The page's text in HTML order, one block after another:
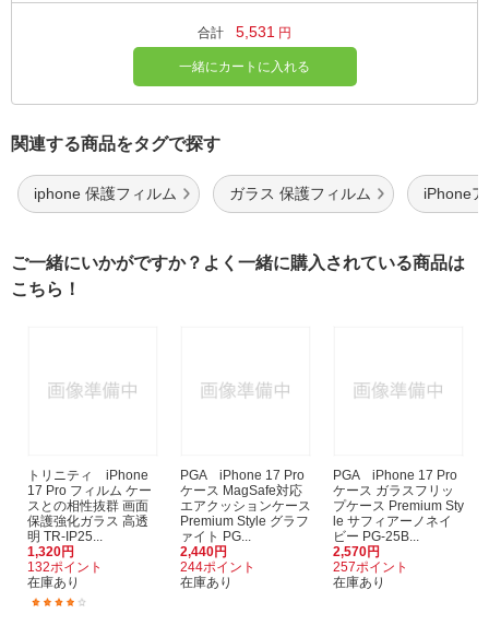
合計 5,531 円
一緒にカートに入れる
関連する商品をタグで探す
iphone 保護フィルム ガラス 保護フィルム iPhone
ご一緒にいかがですか？よく一緒に購入されている商品は
こちら！
トリニティ iPhone
17 Pro フィルム ケー
スとの相性抜群 画面
保護強化ガラス 高透
明 TR-IP25...
1,320円
132ポイント
在庫あり
PGA iPhone 17 Pro
ケース MagSafe対応
エアクッションケース
Premium Style グラフ
ァイト PG...
2,440円
244ポイント
在庫あり
PGA iPhone 17 Pro
ケース ガラスフリッ
プケース Premium Sty
le サフィアーノネイ
ビー PG-25B...
2,570円
257ポイント
在庫あり